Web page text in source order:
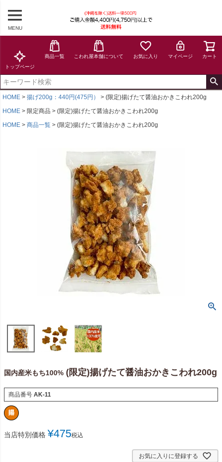
MENU
トップページ
商品一覧 こわれ屋本舗について お気に入り マイページ カート
HOME 揚げ200g：440円(475円）
(限定)揚げたて醤油おかきこわれ200g
HOME
限定商品
(限定)揚げたて醤油おかきこわれ200g
HOME
商品一覧 (限定)揚げたて醤油おかきこわれ200g
国内産米もち100% (限定)揚げたて醤油おかきこわれ200g
商品番号 AK-11
当店特別価格 ¥475税込
お気に入りに登録する